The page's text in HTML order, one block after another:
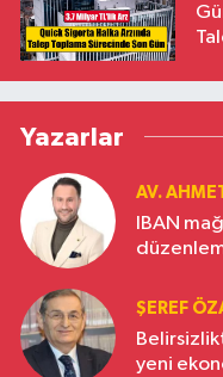
Yazarlar
AV.
IBAN
ŞEREF
yeni